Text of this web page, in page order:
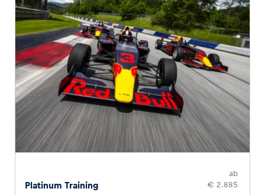
Glossar
Alle anzeigen
Platinum Training
ab
€ 2.885